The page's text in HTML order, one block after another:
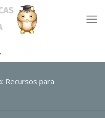
Recursos para